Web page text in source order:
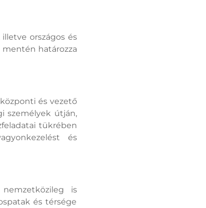
országos és
határozza
és vezető
személyek útján,
tükrében
és
is
és térsége